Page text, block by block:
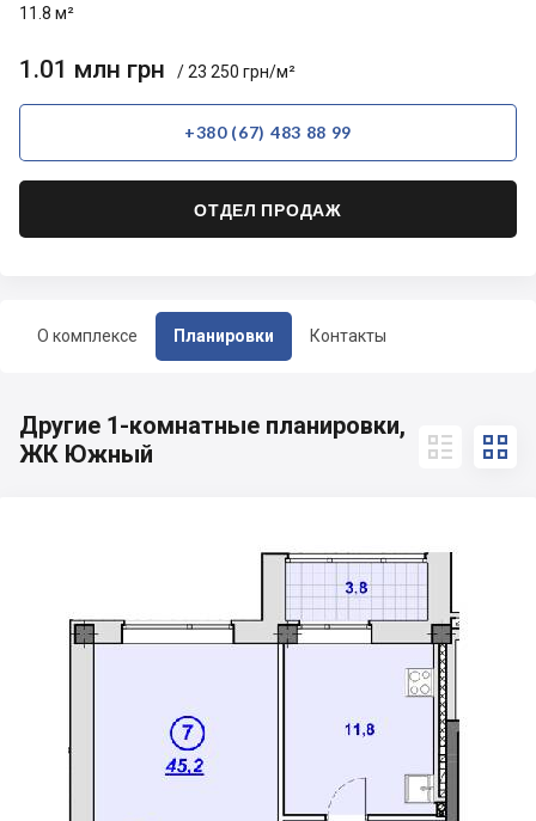
О комплексе Планировки Контакты
11.8 м²
1.01 млн грн / 23 250 грн/м²
+380 (67) 483 88 99
ОТДЕЛ ПРОДАЖ
Другие 1-комнатные планировки,
ЖК Южный
 